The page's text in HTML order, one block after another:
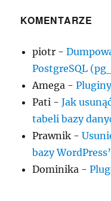
KOMENTARZE
piotr -
PostgreSQL
Amega -
Pati -Jak
tabeli bazy
Prawnik -
bazy
Dominika -